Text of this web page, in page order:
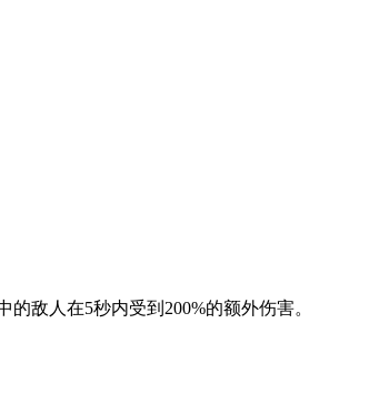
敌人在5秒内受到200%的额外伤害。